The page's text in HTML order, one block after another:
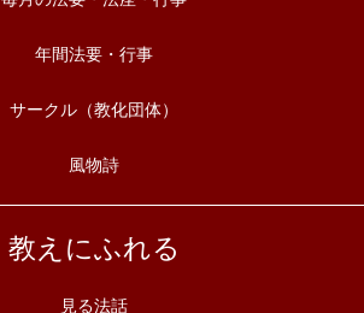
年間法要・行事
サークル（教化団体）
風物詩
教えにふれる
見る法話